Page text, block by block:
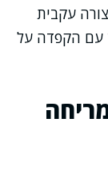
עקבית
עם הקפדה על